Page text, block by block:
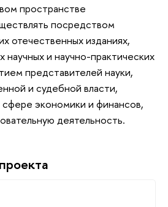
пространстве
посредством
отечественных изданиях,
научных и научно-практических
представителей науки,
и судебной власти,
экономики и финансов,
деятельность.